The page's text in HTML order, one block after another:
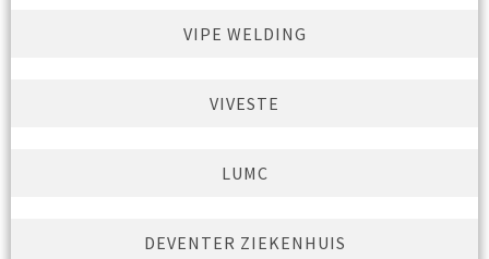
VIPE WELDING
VIVESTE
LUMC
DEVENTER ZIEKENHUIS